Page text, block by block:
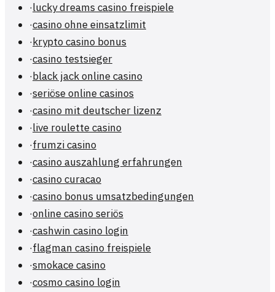
·lucky dreams casino freispiele
·casino ohne einsatzlimit
·krypto casino bonus
·casino testsieger
·black jack online casino
·seriöse online casinos
·casino mit deutscher lizenz
·live roulette casino
·frumzi casino
·casino auszahlung erfahrungen
·casino curacao
·casino bonus umsatzbedingungen
·online casino seriös
·cashwin casino login
·flagman casino freispiele
·smokace casino
·cosmo casino login